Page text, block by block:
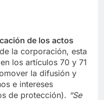
ción de los actos
la corporación, esta
los artículos 70 y 71
la difusión y
e intereses
de protección). “Se